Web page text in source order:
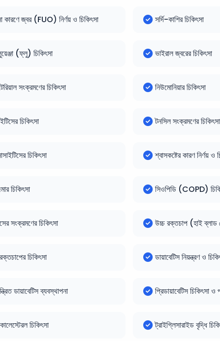
কারণে জ্বর (FUO) নির্ণয় ও চিকিৎসা সর্দি-কাশির চিকিৎসা
(ফ্লু) চিকিৎসা ভাইরাল জ্বরের চিকিৎসা
সংক্রমণের চিকিৎসা নিউমোনিয়ার চিকিৎসা
চিকিৎসা টনসিল সংক্রমণের চিকিৎসা
চিকিৎসা শ্বাসকষ্টের কারণ নির্ণয় ও
চিকিৎসা সিওপিডি (COPD)
সংক্রমণের চিকিৎসা উচ্চ রক্তচাপ (হাই ব্লাড
চিকিৎসা ডায়াবেটিস নিয়ন্ত্রণ ও
ডায়াবেটিস ব্যবস্থাপনা প্রিডায়াবেটিস চিকিৎসা ও
চিকিৎসা ট্রাইগ্লিসারাইড বৃদ্ধি